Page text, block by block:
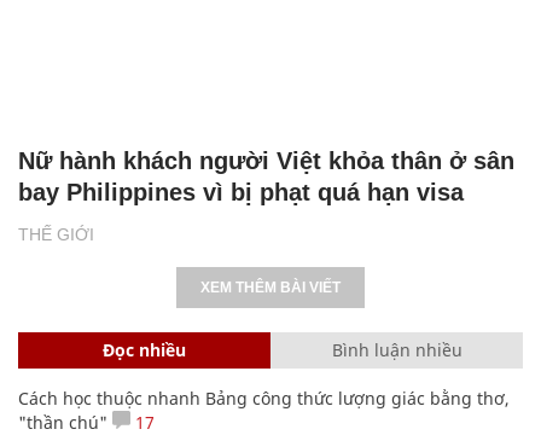
THẾ GIỚI
Nữ hành khách người Việt khỏa thân ở sân
bay Philippines vì bị phạt quá hạn visa
XEM THÊM BÀI VIẾT
Đọc nhiều Bình luận nhiều
Cách học thuộc nhanh Bảng công thức lượng giác bằng thơ,
"thần chú"
17